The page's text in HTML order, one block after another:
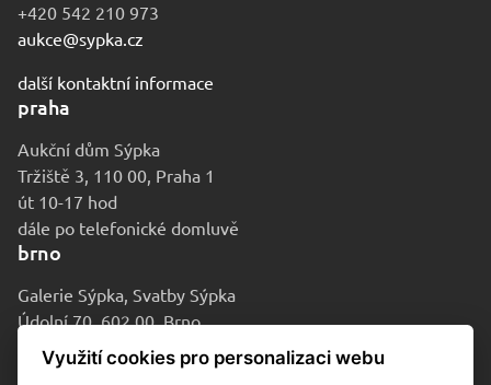
+420 542 210 973
aukce@sypka.cz
další kontaktní informace
praha
Aukční dům Sýpka
Tržiště 3, 110 00, Praha 1
út 10-17 hod
dále po telefonické domluvě
brno
Galerie Sýpka, Svatby Sýpka
Údolní 70, 602 00, Brno
po-pá 9-16 hod
Využití cookies pro personalizaci webu